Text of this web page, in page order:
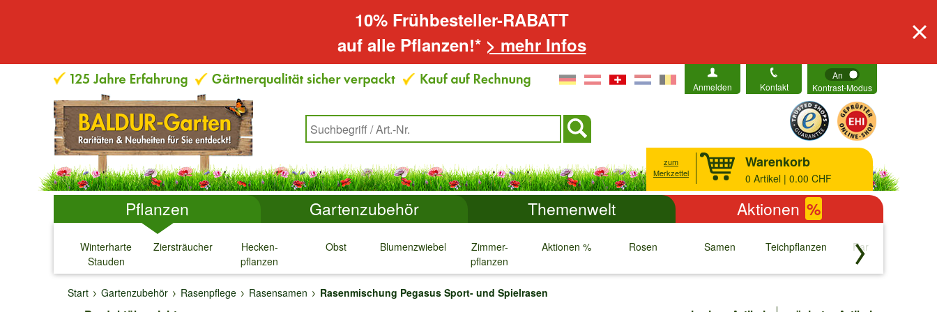
10% Frühbesteller-RABATT
auf alle Pflanzen!* > mehr Infos
Anmelden Kontakt
An
Kontrast-Modus
zum
Merkzettel
Warenkorb
0 Artikel | 0.00 CHF
Pflanzen Gartenzubehör Themenwelt Aktionen %
Winterharte
Stauden
↓
Ziersträucher
↓
Hecken-
pflanzen
↓
Obst
↓
Blumenzwiebeln
↓
Zimmer-
pflanzen
↓
Aktionen %
↓
Rosen
↓
Samen
↓
Teichpflanzen
↓
Raritäten
↓
Start
Gartenzubehör Rasenpflege Rasensamen Rasenmischung Pegasus Sport- und Spielrasen